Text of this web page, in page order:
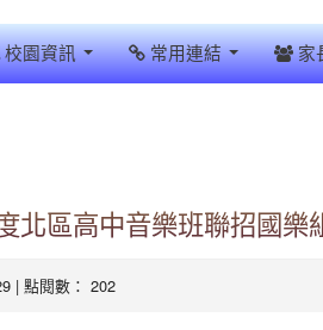
校園資訊 常用連結 家
北區高中音樂班聯招國樂
| 點閱數： 202